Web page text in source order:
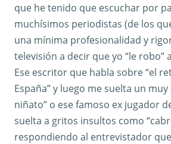
que he tenido que escuchar por
muchísimos periodistas (de los
una mínima profesionalidad y
televisión a decir que yo “le robo”
Ese escritor que habla sobre “el
España” y luego me suelta un
niñato” o ese famoso ex jugador
suelta a gritos insultos como
respondiendo al entrevistador